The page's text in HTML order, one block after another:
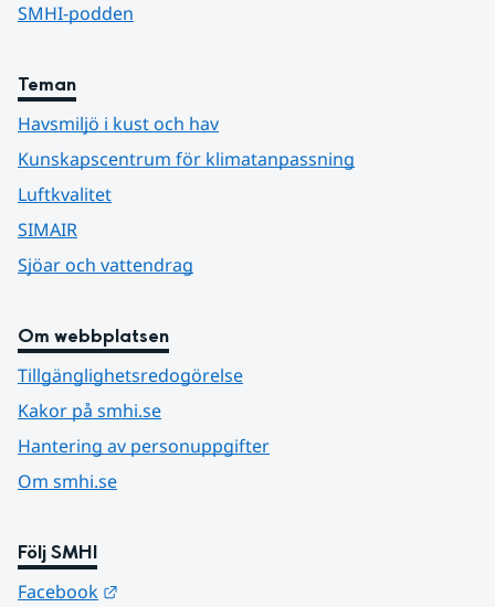
SMHI-podden
Teman
Havsmiljö i kust och hav
Kunskapscentrum för klimatanpassning
Luftkvalitet
SIMAIR
Sjöar och vattendrag
Om webbplatsen
Tillgänglighetsredogörelse
Kakor på smhi.se
Hantering av personuppgifter
Om smhi.se
Följ SMHI
Facebook